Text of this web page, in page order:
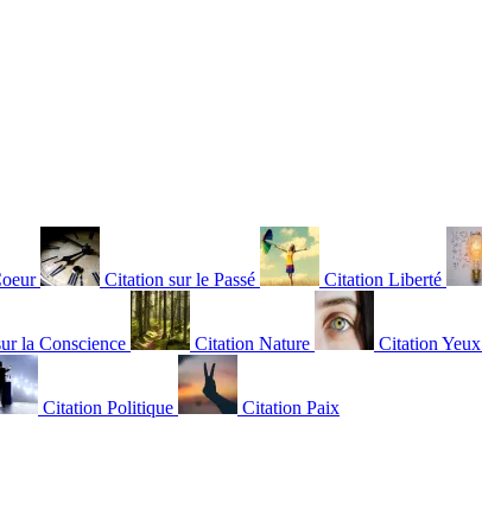
Citation sur le Passé Citation Liberté
la Conscience Citation Nature Citation Yeux
Citation Politique Citation Paix